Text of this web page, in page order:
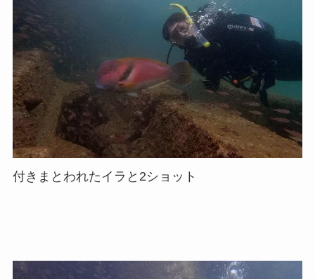
付きまとわれたイラと2ショット